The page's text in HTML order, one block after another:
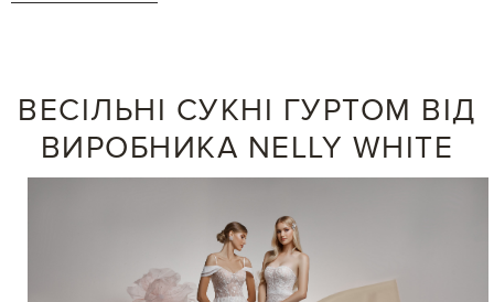
ВЕСІЛЬНІ СУКНІ ГУРТОМ ВІД
ВИРОБНИКА NELLY WHITE